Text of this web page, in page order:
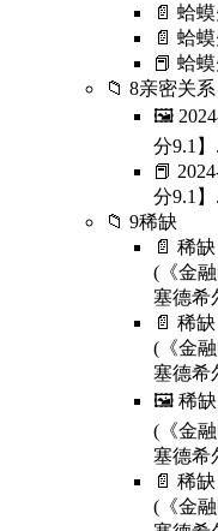
📄 蛤
📄 蛤
📕 蛤
📁 8亲密关系
🖼️
分9.1
📕
分9.1
📁 9稀缺
📄 稀
(《金
塞德希
📄 稀
(《金
塞德希
🖼️ 稀缺
(《金
塞德希
📄 稀
(《金